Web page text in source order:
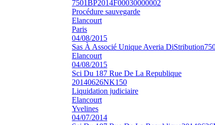
7501BP2014F00030000002
Procédure sauvegarde
Elancourt
Paris
04/08/2015
Sas À Associé Unique Averia DiStribution
Elancourt
04/08/2015
Sci Du 187 Rue De La Republique
20140626NK150
Liquidation judiciaire
Elancourt
Yvelines
04/07/2014